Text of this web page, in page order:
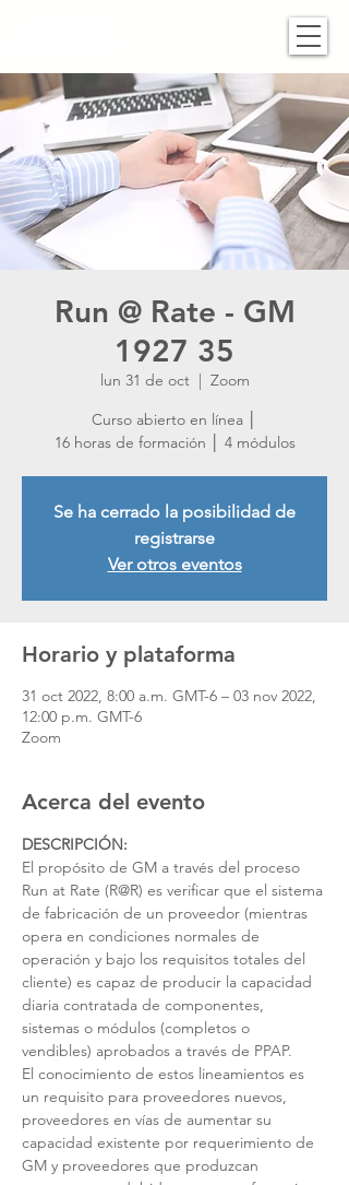
Run @ Rate - GM
1927 35
lun 31 de oct
  |
Zoom
Curso abierto en línea │
16 horas de formación │ 4 módulos
Se ha cerrado la posibilidad de
registrarse
Ver otros eventos
Horario y plataforma
31 oct 2022, 8:00 a.m. GMT-6 – 03 nov 2022,
12:00 p.m. GMT-6
Zoom
Acerca del evento
DESCRIPCIÓN:
El propósito de GM a través del proceso
Run at Rate (R@R) es verificar que el sistema
de fabricación de un proveedor (mientras
opera en condiciones normales de
operación y bajo los requisitos totales del
cliente) es capaz de producir la capacidad
diaria contratada de componentes,
sistemas o módulos (completos o
vendibles) aprobados a través de PPAP.
El conocimiento de estos lineamientos es
un requisito para proveedores nuevos,
proveedores en vías de aumentar su
capacidad existente por requerimiento de
GM y proveedores que produzcan